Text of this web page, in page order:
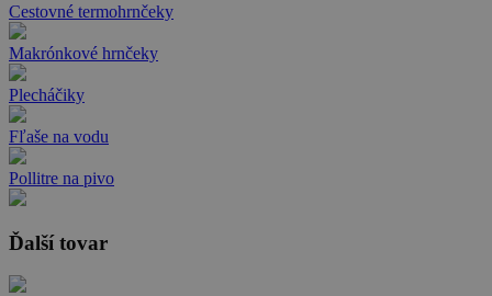
Cestovné termohrnčeky
Makrónkové hrnčeky
Plecháčiky
Fľaše na vodu
Pollitre na pivo
Ďalší tovar